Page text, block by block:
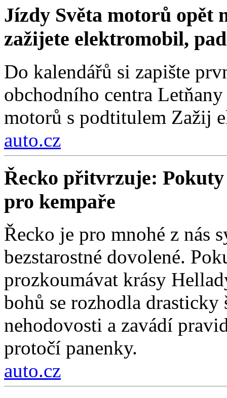
Jízdy Světa motorů opět
zažijete elektromobil,
Do kalendářů si zapište
obchodního centra
motorů s podtitulem Zažij
auto.cz
Řecko přitvrzuje: Pokuty
pro kempaře
Řecko je pro mnohé z nás
bezstarostné dovolené.
prozkoumávat krásy
bohů se rozhodla
nehodovosti a zavádí
protočí panenky.
auto.cz